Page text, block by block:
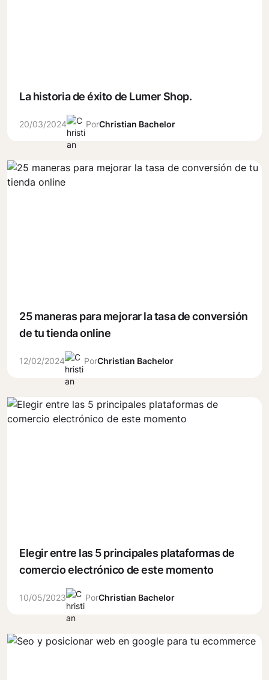
La historia de éxito de Lumer Shop.
20/03/2024 PorChristian Bachelor
25 maneras para mejorar la tasa de conversión
de tu tienda online
12/02/2024 PorChristian Bachelor
Elegir entre las 5 principales plataformas de
comercio electrónico de este momento
10/05/2023 PorChristian Bachelor